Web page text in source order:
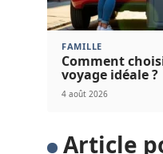
FAMILLE
Comment
voyage idéale ?
4 août 2026
Article